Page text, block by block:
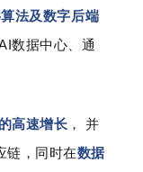
法及数字后端
数据中心、通
高速增长 ， 并
链，同时在数据